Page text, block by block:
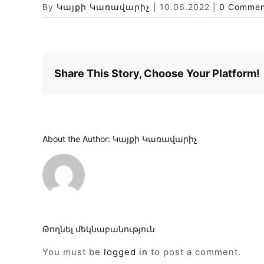
By Կայքի Կառավարիչ 10.06.2022 0
Share This Story, Choose Your Platform!
About the Author: Կայքի Կառավարիչ
Թողնել մեկնաբանություն
You must be logged in to post a comment.